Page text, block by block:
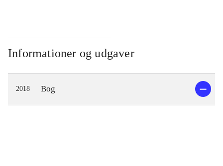
Informationer og udgaver
2018 Bog